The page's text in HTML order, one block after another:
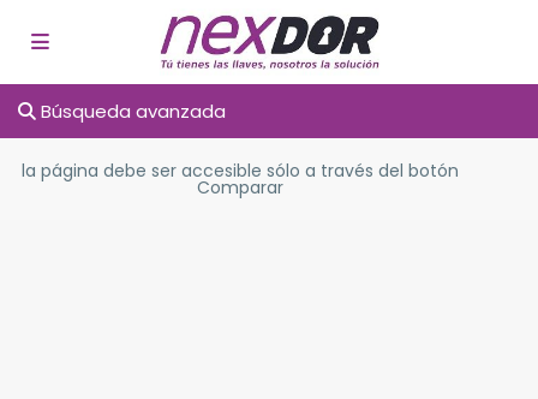
Búsqueda avanzada
la página debe ser accesible sólo a través del botón
Comparar